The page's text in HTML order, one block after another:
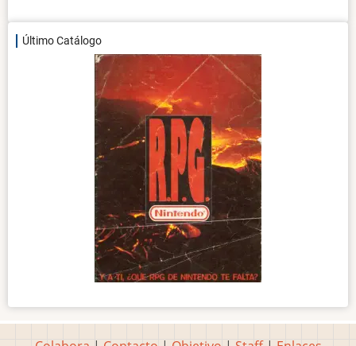
Último Catálogo